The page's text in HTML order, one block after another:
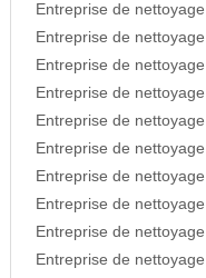
Entreprise de
Entreprise de
Entreprise de
Entreprise de
Entreprise de
Entreprise de
Entreprise de
Entreprise de
Entreprise de
Entreprise de